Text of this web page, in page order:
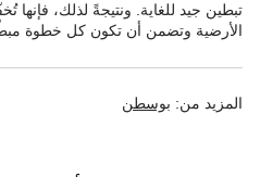
تبطين جيد للغاية. ونتيجةً لذلك،
الأرضية وتضمن أن تكون كل خطوة
المزيد من: بوسطن